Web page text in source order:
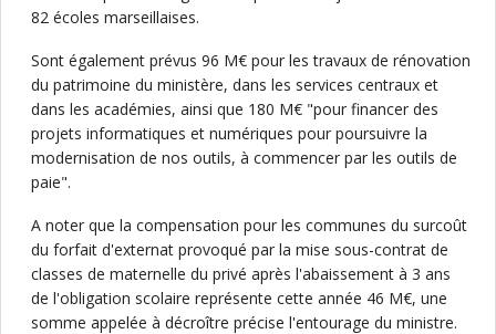
82 écoles marseillaises.
Sont également prévus 96 M€ pour les travaux de rénovation
du patrimoine du ministère, dans les services centraux et
dans les académies, ainsi que 180 M€ "pour financer des
projets informatiques et numériques pour poursuivre la
modernisation de nos outils, à commencer par les outils de
paie".
A noter que la compensation pour les communes du surcoût
du forfait d'externat provoqué par la mise sous-contrat de
classes de maternelle du privé après l'abaissement à 3 ans
de l'obligation scolaire représente cette année 46 M€, une
somme appelée à décroître précise l'entourage du ministre.